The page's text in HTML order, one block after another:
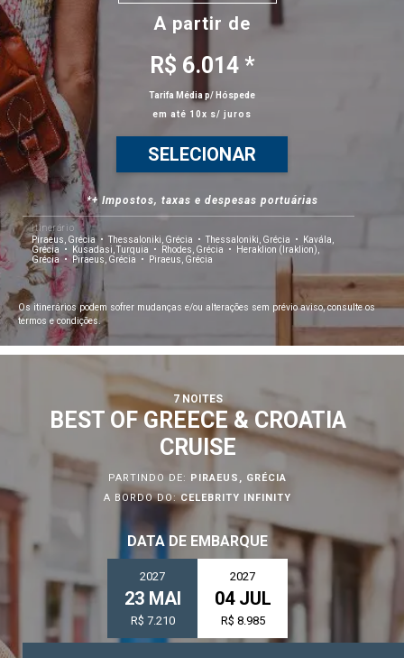
A partir de
R$ 6.014 *
Tarifa Média p/ Hóspede
em até 10x s/ juros
SELECIONAR
*+ Impostos, taxas e despesas portuárias
Itinerário
Piraeus, Grécia
Thessaloniki, Grécia Thessaloniki, Grécia
Kavála,
Grécia
Kusadasi, Turquia Rhodes, Grécia
Heraklion (Iraklion),
Grécia
Piraeus, Grécia Piraeus, Grécia
Os itinerários podem sofrer mudanças e/ou alterações sem prévio aviso, consulte os
termos e condições.
7 NOITES
BEST OF GREECE & CROATIA
CRUISE
PARTINDO DE:
PIRAEUS, GRÉCIA
A BORDO DO:CELEBRITY INFINITY
DATA DE EMBARQUE
2027
23 MAI
R$ 7.210
2027
04 JUL
R$ 8.985